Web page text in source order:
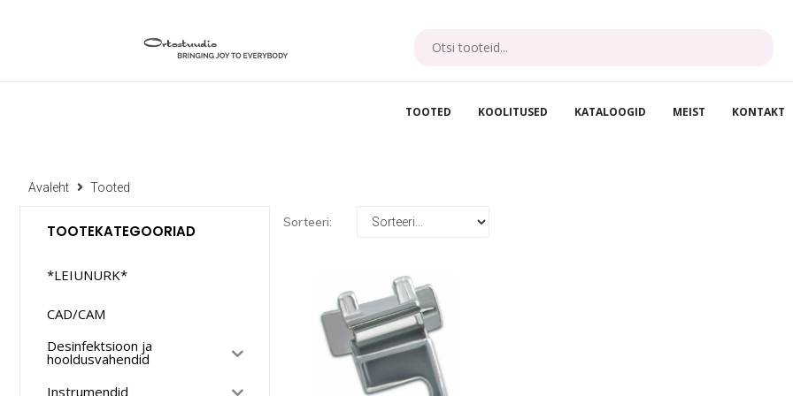
TOOTED KOOLITUSED KATALOOGID MEIST KONTAKT
Avaleht Tooted
TOOTEKATEGOORIAD
*LEIUNURK*
CAD/CAM
Desinfektsioon ja
hooldusvahendid
Instrumendid
Sorteeri: